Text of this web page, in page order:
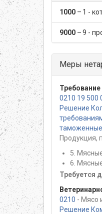
1000 – 1 -
9000 –9 -
Меры
0210 19 500
Решение
таможенные
Продукция,
5.
6.
Требуется
0210 - Мясо
Решение